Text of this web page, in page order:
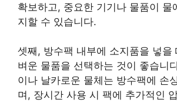
확보하고, 중요한 기기나 물품이 물
지할 수 있습니다.
셋째, 방수팩 내부에 소지품을 넣을
벼운 물품을 선택하는 것이 좋습니
이나 날카로운 물체는 방수팩에 손
며, 장시간 사용 시 팩에 추가적인